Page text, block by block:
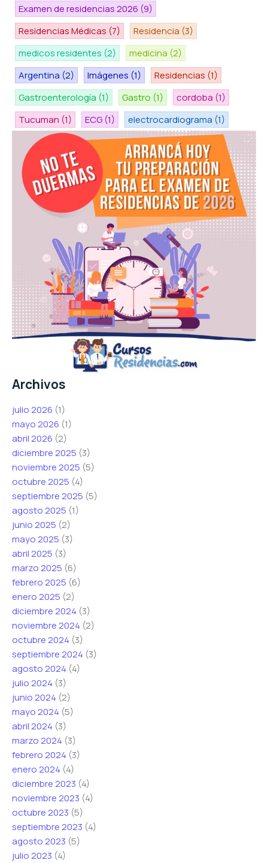
Examen de residencias 2026 (9)
Residencias Médicas (7) Residencia (3)
medicos residentes (2) medicina (2)
Argentina (2) Imágenes (1) Residencias (1)
Gastroenterología (1) Gastro (1) cordoba (1)
Tucuman (1) ECG (1) electrocardiograma (1)
Archivos
julio 2026 (1)
mayo 2026 (1)
abril 2026 (2)
diciembre 2025 (3)
noviembre 2025 (5)
octubre 2025 (4)
septiembre 2025 (5)
agosto 2025 (1)
junio 2025 (2)
mayo 2025 (3)
abril 2025 (3)
marzo 2025 (6)
febrero 2025 (6)
enero 2025 (2)
diciembre 2024 (3)
noviembre 2024 (2)
octubre 2024 (3)
septiembre 2024 (3)
agosto 2024 (4)
julio 2024 (3)
junio 2024 (2)
mayo 2024 (5)
abril 2024 (3)
marzo 2024 (3)
febrero 2024 (3)
enero 2024 (4)
diciembre 2023 (4)
noviembre 2023 (4)
octubre 2023 (5)
septiembre 2023 (4)
agosto 2023 (5)
julio 2023 (4)